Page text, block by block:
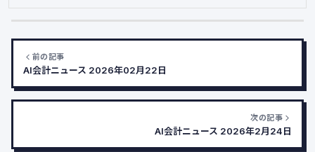
前の記事
AI会計ニュース 2026年02月22日
次の記事
AI会計ニュース 2026年2月24日